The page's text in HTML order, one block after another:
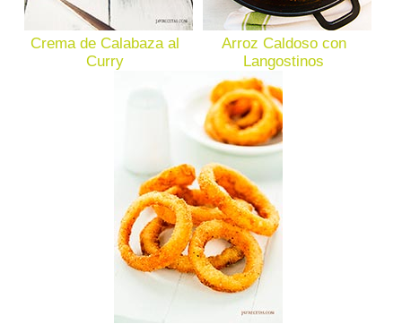
Crema de Calabaza al
Curry
Arroz Caldoso con
Langostinos